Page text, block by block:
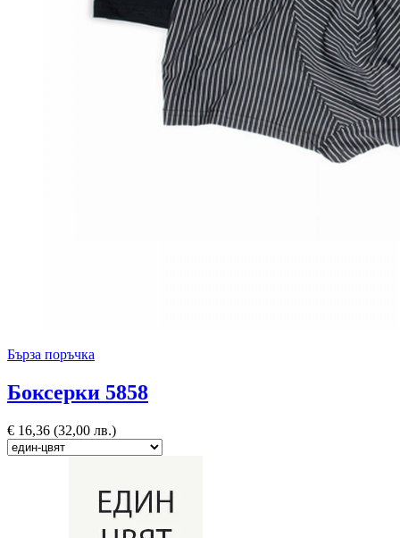
Бърза поръчка
Боксерки 5858
€ 16,36 (32,00 лв.)